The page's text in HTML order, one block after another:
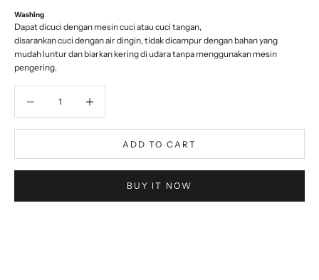
Washing
Dapat dicuci dengan mesin cuci atau cuci tangan,
disarankan cuci dengan air dingin, tidak dicampur dengan bahan yang
mudah luntur dan biarkan kering di udara tanpa menggunakan mesin
pengering.
ADD TO CART
BUY IT NOW